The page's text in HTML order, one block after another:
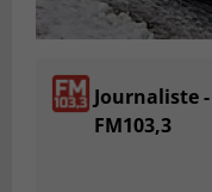
Journaliste -
FM103,3